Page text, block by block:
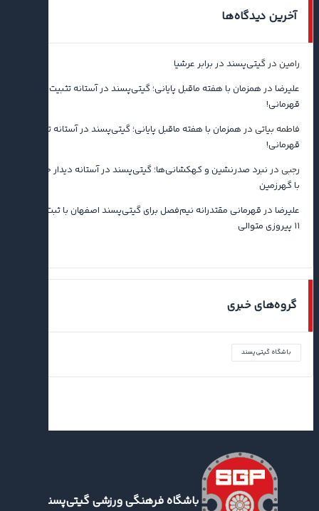
آخرین دیدگاه‌ها
رامین در گیتی‌پسند در برابر عرشیا
علیرضا در همزمان با هفته ماقبل پایانی؛ گیتی‌پسند در آستانه تثبیت
قهرمانی!
فاطمه بیاتی در همزمان با هفته ماقبل پایانی؛ گیتی‌پسند در آستانه تثبیت
قهرمانی!
رجبی در نبرد صدرنشین و کهکشانی‌ها؛ گیتی‌پسند در آستانه دیدار حساس
با گهرزمین
علیرضا در قهرمانی مقتدرانه نیم‌فصل برای گیتی‌پسند اصفهان با ثبت رکورد
۱۱ پیروزی متوالی
گروه‌های خبری
باشگاه گیتی‌پسند
باشگاه فرهنگی ورزشی گیتی‌پسند